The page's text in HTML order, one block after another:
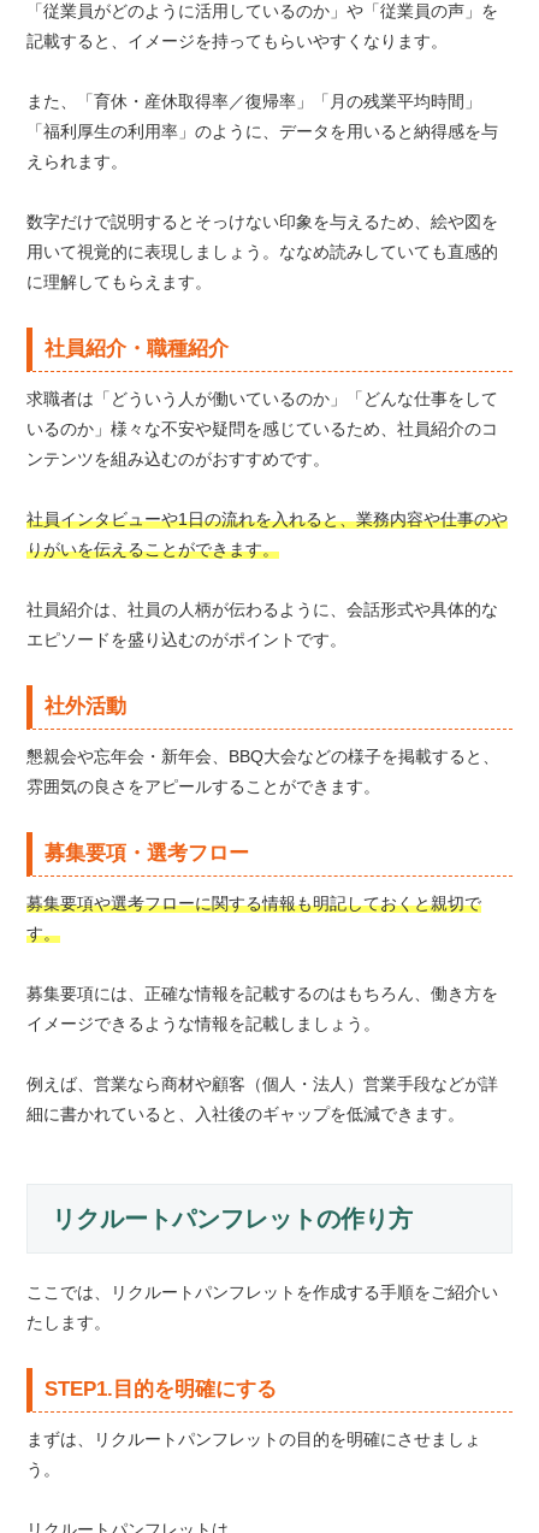
「従業員がどのように活用しているのか」や「従業員の声」を
記載すると、イメージを持ってもらいやすくなります。
また、「育休・産休取得率／復帰率」「月の残業平均時間」
「福利厚生の利用率」のように、データを用いると納得感を与
えられます。
数字だけで説明するとそっけない印象を与えるため、絵や図を
用いて視覚的に表現しましょう。ななめ読みしていても直感的
に理解してもらえます。
社員紹介・職種紹介
求職者は「どういう人が働いているのか」「どんな仕事をして
いるのか」様々な不安や疑問を感じているため、社員紹介のコ
ンテンツを組み込むのがおすすめです。
社員インタビューや1日の流れを入れると、業務内容や仕事のや
りがいを伝えることができます。
社員紹介は、社員の人柄が伝わるように、会話形式や具体的な
エピソードを盛り込むのがポイントです。
社外活動
懇親会や忘年会・新年会、BBQ大会などの様子を掲載すると、
雰囲気の良さをアピールすることができます。
募集要項・選考フロー
募集要項や選考フローに関する情報も明記しておくと親切で
す。
募集要項には、正確な情報を記載するのはもちろん、働き方を
イメージできるような情報を記載しましょう。
例えば、営業なら商材や顧客（個人・法人）営業手段などが詳
細に書かれていると、入社後のギャップを低減できます。
リクルートパンフレットの作り方
ここでは、リクルートパンフレットを作成する手順をご紹介い
たします。
STEP1.目的を明確にする
まずは、リクルートパンフレットの目的を明確にさせましょ
う。